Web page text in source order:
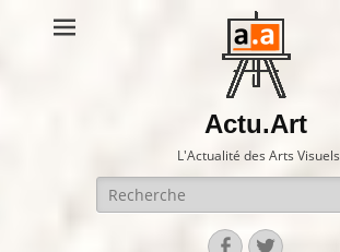
Actu.Art
L'Actualité des Arts Visuels
Recherche
pour:
Facebook
Twitter